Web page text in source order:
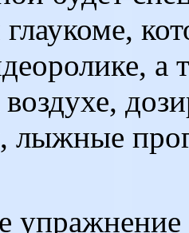
а
лыжные
упражнение